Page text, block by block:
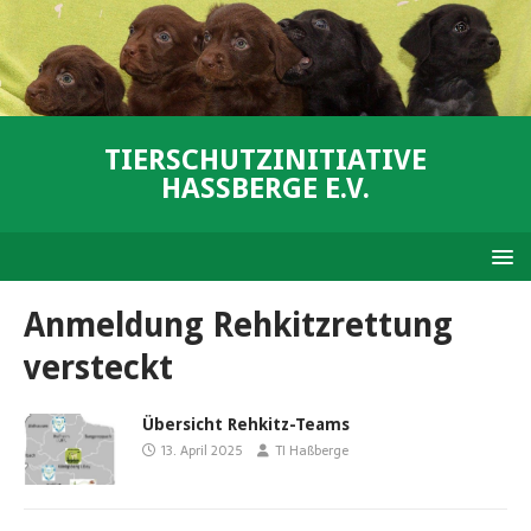
TIERSCHUTZINITIATIVE
HASSBERGE E.V.
Anmeldung Rehkitzrettung
versteckt
Übersicht Rehkitz-Teams
13. April 2025 TI Haßberge